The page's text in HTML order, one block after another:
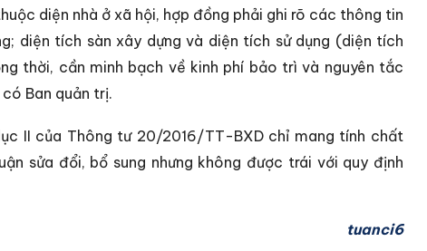
diện nhà ở xã hội, hợp đồng phải ghi rõ các thông tin
diện tích sàn xây dựng và diện tích sử dụng (diện tích
thời, cần minh bạch về kinh phí bảo trì và nguyên tắc
Ban quản trị.
II của Thông tư 20/2016/TT-BXD chỉ mang tính chất
sửa đổi, bổ sung nhưng không được trái với quy định
tuanci6